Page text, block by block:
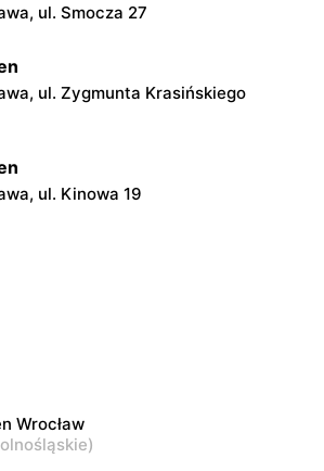
ul. Smocza 27
ul. Zygmunta Krasińskiego
ul. Kinowa 19
Wrocław
)